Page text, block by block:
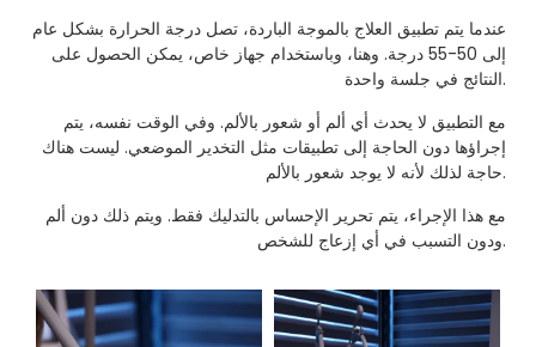
عندما يتم تطبيق العلاج بالموجة الباردة، تصل درجة الحرارة بشكل عام
إلى 50-55 درجة. وهنا، وباستخدام جهاز خاص، يمكن الحصول على
النتائج في جلسة واحدة.
مع التطبيق لا يحدث أي ألم أو شعور بالألم. وفي الوقت نفسه، يتم
إجراؤها دون الحاجة إلى تطبيقات مثل التخدير الموضعي. ليست هناك
حاجة لذلك لأنه لا يوجد شعور بالألم.
مع هذا الإجراء، يتم تحرير الإحساس بالتدليك فقط. ويتم ذلك دون ألم
ودون التسبب في أي إزعاج للشخص.